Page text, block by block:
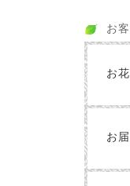
お
お
お